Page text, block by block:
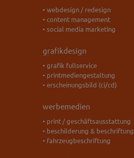
• webdesign / redesign
• content management
• social media marketing
grafikdesign
• grafik fullservice
• printmediengestaltung
• erscheinungsbild (ci/cd)
werbemedien
• print / geschäftsausstattung
• beschilderung & beschriftung
• fahrzeugbeschriftung